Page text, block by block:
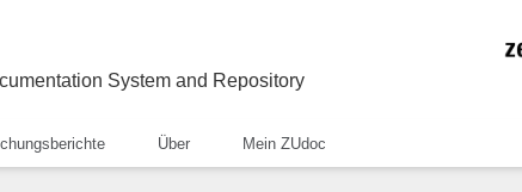
System and Repository
Über Mein ZUdoc